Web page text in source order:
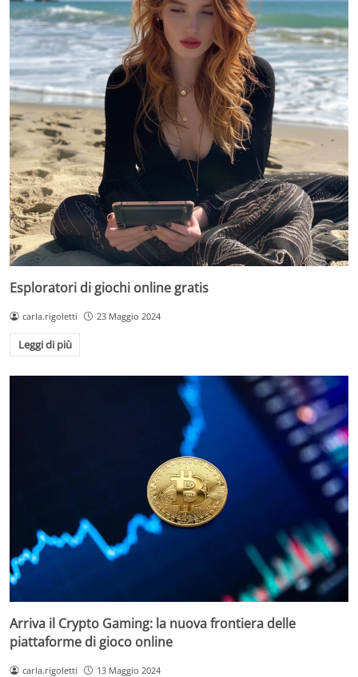
Esploratori di giochi online gratis
carla.rigoletti 23 Maggio 2024
Leggi di più
Arriva il Crypto Gaming: la nuova frontiera delle
piattaforme di gioco online
carla.rigoletti 13 Maggio 2024